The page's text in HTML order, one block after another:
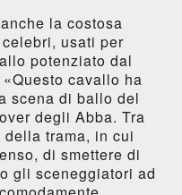
la costosa
usati per
potenziato dal
cavallo ha
scena di ballo del
degli Abba. Tra
trama, in cui
di smettere di
gli sceneggiatori ad